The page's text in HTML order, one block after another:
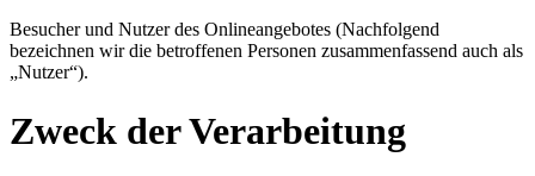
Besucher und Nutzer des Onlineangebotes (Nachfolgend
bezeichnen wir die betroffenen Personen zusammenfassend auch als
„Nutzer“).
Zweck der Verarbeitung